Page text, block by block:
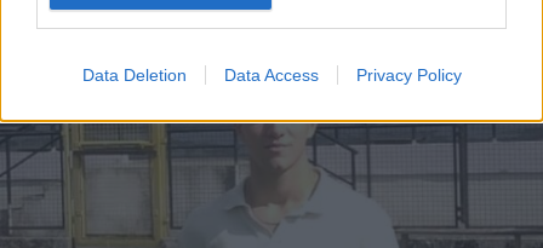
Data Deletion Data Access Privacy Policy